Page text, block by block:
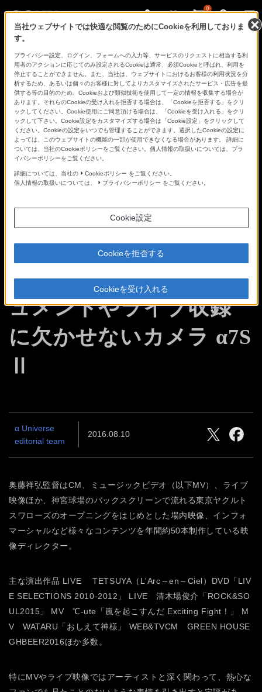
0
あ、
見
た
こ
と
の
な
い
世
界
へ。
α
Universe
映像作家 奥藤祥弘ドキ
ュメントやライブ収録
に欠かせないカメラ α7S
α Universe
editorial team
2016.08.10
奥藤祥弘監督はCM、ミュージックビデオ（以下MV）、ライブ
映像ほか、神宮球場のバックスクリーンで流れる東京ヤクルト
スワローズのオープニングをはじめとした場内映像、インフォ
マーシャルなど様々なコンテンツを年間約50本制作している映
像ディレクター。
主な演出作品 LIVE TETSUYA（L'Arc～en～Ciel）DVD「LIV
E SELECTIONS 2010-2012」
LIVE 清木場俊介「ROCK&SO
UL2015」
MV ℃-ute「嵐を起こすんだ Exciting Fight！」
M
V WATARU「おしえて神様」
WEB&TVCM GREEN HOUSE
GHBEER2016ほか多数。
特にMVやライブ映像ではアーティストと深く関わって、熱心な
当社ウェブサイトでは快適な閲覧のためにCookieを利用しておりま
す。
プライバシー設定、ログイン、フォームへの入力等、サービスのリクエストに相当する利
用者のアクションに応じてのみ設定されるCookieは通常、必須Cookieと呼ばれ、利用を
停止することができません。また、当社は、ウェブサイトにおけるお客様の利用状況を分
析するため、あるいは個々のお客様に対してよりカスタマイズされたサービス・広告を提
供する等の目的のため、Cookieおよび類似技術を使用して一定の情報を収集する場合が
あります。それらのCookieの受け入れを拒否する場合は、「Cookieを拒否する」をクリ
ックしてください。Cookie使用にご同意頂ける場合は、「Cookieを受け入れる」をクリ
ックして下さい。Cookie設定をカスタマイズする場合は「Cookie設定」をクリックして
ください。Cookieの設定をいつでも管理することができます。選択したCookieの設定に
よっては、このウェブサイトの機能の一部が使用できなくなる場合があります。 詳細に
ついては、当社のCookieポリシーをご覧ください。個人情報の取扱いについては、プラ
イバシーポリシーをご覧ください。
詳細については、当社の Cookieポリシー をご覧ください。
個人情報の取扱いについては、
プライバシーポリシー をご覧ください。
Cookie設定
Cookieを拒否する
Cookieを受け入れる